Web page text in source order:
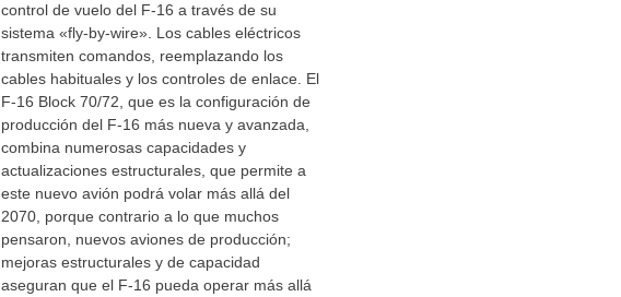
control de vuelo del F-16 a través de su
sistema «fly-by-wire». Los cables eléctricos
transmiten comandos, reemplazando los
cables habituales y los controles de enlace. El
F-16 Block 70/72, que es la configuración de
producción del F-16 más nueva y avanzada,
combina numerosas capacidades y
actualizaciones estructurales, que permite a
este nuevo avión podrá volar más allá del
2070, porque contrario a lo que muchos
pensaron, nuevos aviones de producción;
mejoras estructurales y de capacidad
aseguran que el F-16 pueda operar más allá